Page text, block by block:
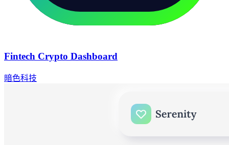
Fintech Crypto Dashboard
暗色科技